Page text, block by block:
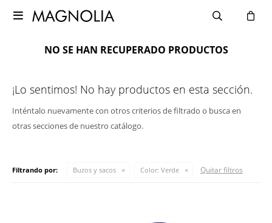

NO SE HAN RECUPERADO PRODUCTOS
¡Lo sentimos! No hay productos en esta sección.
Inténtalo nuevamente con otros criterios de filtrado o busca en
otras secciones de nuestro catálogo.
Filtrando por: Buzos y sacos Color: Verde Quitar filtros